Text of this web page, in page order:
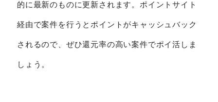
的に最新のものに更新されます。ポイントサイト
経由で案件を行うとポイントがキャッシュバック
されるので、ぜひ還元率の高い案件でポイ活しま
しょう。